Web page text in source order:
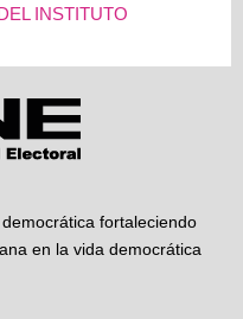
INSTITUTO
fortaleciendo
en la vida democrática